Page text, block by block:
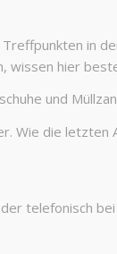
in
wissen hier
und
Wie die letzten
telefonisch